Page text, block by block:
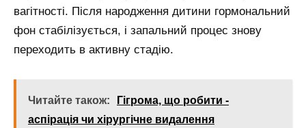
вагітності. Після народження дитини гормональний
фон стабілізується, і запальний процес знову
переходить в активну стадію.
Читайте також:
Гігрома, що робити -
аспірація чи хірургічне видалення